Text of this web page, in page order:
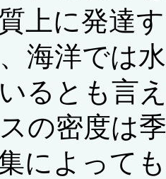
上に発達
海洋では
るとも言
の密度は
によって